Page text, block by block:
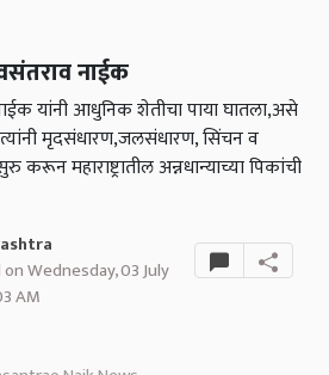
नाईक
यांनी आधुनिक शेतीचा पाया घातला,असे
मृदसंधारण,जलसंधारण, सिंचन व
महाराष्ट्रातील अन्नधान्याच्या पिकांची
Wednesday, 03 July
AM